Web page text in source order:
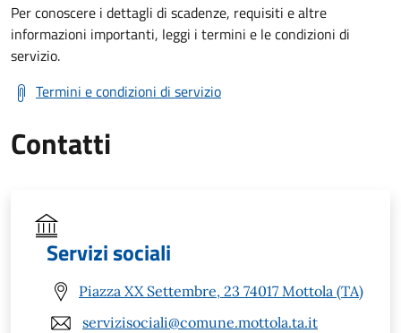
Per conoscere i dettagli di scadenze, requisiti e altre
informazioni importanti, leggi i termini e le condizioni di
servizio.
Termini e condizioni di servizio
Contatti
Servizi sociali
Piazza XX Settembre, 23 74017 Mottola (TA)
servizisociali@comune.mottola.ta.it